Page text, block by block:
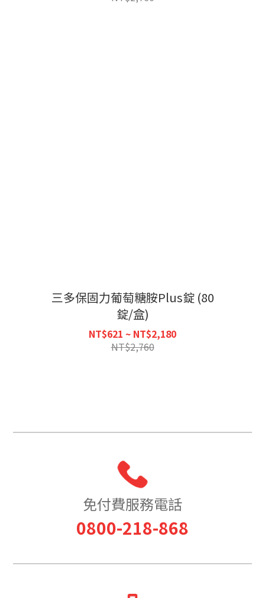
三多保固力葡萄糖胺Plus錠 (80
錠/盒)
NT$621 ~ NT$2,180
NT$2,760
免付費服務電話
0800-218-868